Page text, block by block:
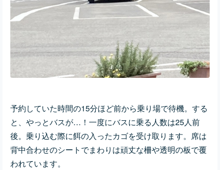
予約していた時間の15分ほど前から乗り場で待機。する
と、やっとバスが…！一度にバスに乗る人数は25人前
後。乗り込む際に餌の入ったカゴを受け取ります。席は
背中合わせのシートでまわりは頑丈な柵や透明の板で覆
われています。